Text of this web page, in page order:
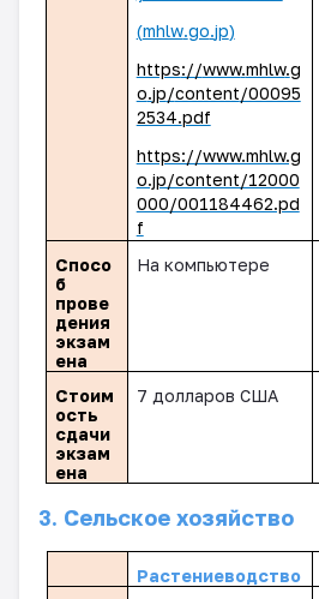
(mhlw.go.jp)
https://www.mhlw.g
o.jp/content/00095
2534.pdf
https://www.mhlw.g
o.jp/content/12000
000/001184462.pd
f
Спосо
б
прове
дения
экзам
ена
На компьютере
Стоим
ость
сдачи
экзам
ена
7 долларов США
3. Сельское хозяйство
Растениеводство